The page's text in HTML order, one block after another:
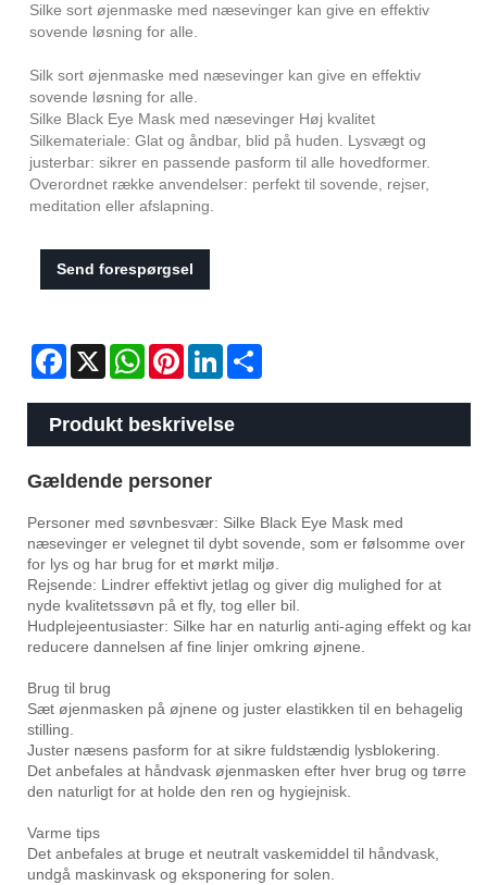
Silke sort øjenmaske med næsevinger kan give en effektiv
sovende løsning for alle.
Silk sort øjenmaske med næsevinger kan give en effektiv
sovende løsning for alle.
Silke Black Eye Mask med næsevinger Høj kvalitet
Silkemateriale: Glat og åndbar, blid på huden. Lysvægt og
justerbar: sikrer en passende pasform til alle hovedformer.
Overordnet række anvendelser: perfekt til sovende, rejser,
meditation eller afslapning.
Send forespørgsel
Facebook
X WhatsAppPinterestLinkedIn
Produkt beskrivelse
Gældende personer
Personer med søvnbesvær: Silke Black Eye Mask med
næsevinger er velegnet til dybt sovende, som er følsomme over
for lys og har brug for et mørkt miljø.
Rejsende: Lindrer effektivt jetlag og giver dig mulighed for at
nyde kvalitetssøvn på et fly, tog eller bil.
Hudplejeentusiaster: Silke har en naturlig anti-aging effekt og kan
reducere dannelsen af ​​fine linjer omkring øjnene.
Brug til brug
Sæt øjenmasken på øjnene og juster elastikken til en behagelig
stilling.
Juster næsens pasform for at sikre fuldstændig lysblokering.
Det anbefales at håndvask øjenmasken efter hver brug og tørre
den naturligt for at holde den ren og hygiejnisk.
Varme tips
Det anbefales at bruge et neutralt vaskemiddel til håndvask,
undgå maskinvask og eksponering for solen.